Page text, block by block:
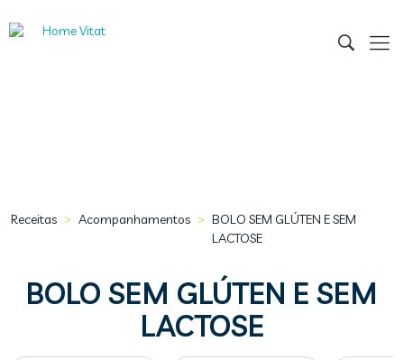
Receitas > Acompanhamentos > BOLO SEM GLÚTEN E SEM
LACTOSE
BOLO SEM GLÚTEN E SEM
LACTOSE